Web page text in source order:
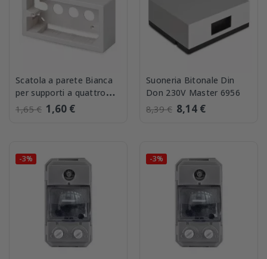
Scatola a parete Bianca
per supporti a quattro
posti Master 00481-4
1,65 € 1,60 €
Suoneria Bitonale Din
Don 230V Master 6956
8,39 € 8,14 €
-3% -3%